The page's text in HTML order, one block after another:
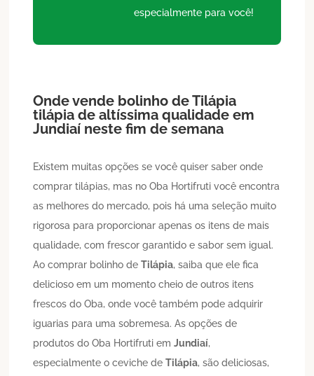
especialmente para você!
Onde vende bolinho deTilápia
tilápia de altíssima qualidade em
Jundiaí neste fim de semana
Existem muitas opções se você quiser saber onde
comprar tilápias, mas no Oba Hortifruti você encontra
as melhores do mercado, pois há uma seleção muito
rigorosa para proporcionar apenas os itens de mais
qualidade, com frescor garantido e sabor sem igual.
Ao comprar bolinho deTilápia, saiba que ele fica
delicioso em um momento cheio de outros itens
frescos do Oba, onde você também pode adquirir
iguarias para uma sobremesa. As opções de
produtos do Oba Hortifruti emJundiaí,
especialmente o ceviche deTilápia, são deliciosas,